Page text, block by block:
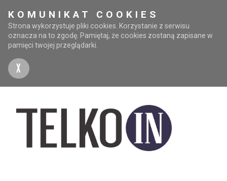
KOMUNIKAT COOKIES
Strona wykorzystuje pliki cookies. Korzystanie z serwisu
oznacza na to zgodę. Pamiętaj, że cookies zostaną zapisane w
pamięci twojej przeglądarki.
X